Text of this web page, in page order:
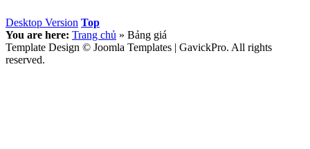
Desktop Version Top
You are here: Trang chủ » Bảng giá
Template Design © Joomla Templates | GavickPro. All rights
reserved.